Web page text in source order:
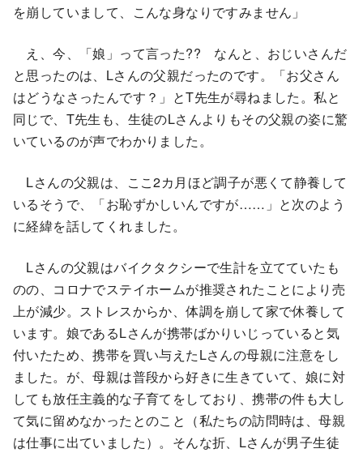
を崩していまして、こんな身なりですみません」
え、今、「娘」って言った?? なんと、おじいさんだ
と思ったのは、Lさんの父親だったのです。「お父さん
はどうなさったんです？」とT先生が尋ねました。私と
同じで、T先生も、生徒のLさんよりもその父親の姿に驚
いているのが声でわかりました。
Lさんの父親は、ここ2カ月ほど調子が悪くて静養して
いるそうで、「お恥ずかしいんですが……」と次のよう
に経緯を話してくれました。
Lさんの父親はバイクタクシーで生計を立てていたも
のの、コロナでステイホームが推奨されたことにより売
上が減少。ストレスからか、体調を崩して家で休養して
います。娘であるLさんが携帯ばかりいじっていると気
付いたため、携帯を買い与えたLさんの母親に注意をし
ました。が、母親は普段から好きに生きていて、娘に対
しても放任主義的な子育てをしており、携帯の件も大し
て気に留めなかったとのこと（私たちの訪問時は、母親
は仕事に出ていました）。そんな折、Lさんが男子生徒